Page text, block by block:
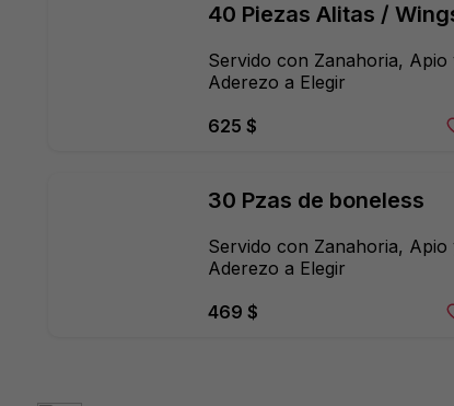
40 Piezas Alitas /
Servido con Zanahoria, Apio
Aderezo a Elegir
625 $
30 Pzas de boneless
Servido con Zanahoria, Apio
Aderezo a Elegir
469 $